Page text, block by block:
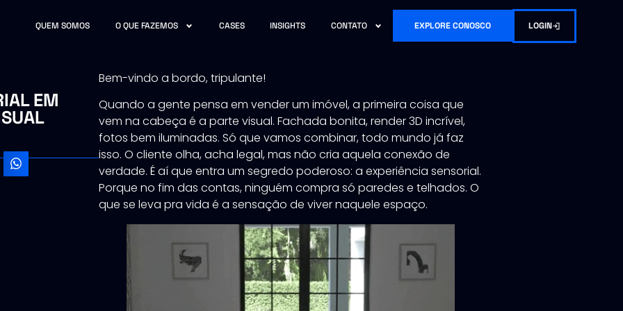
QUEM SOMOS O QUE FAZEMOS CASES INSIGHTS CONTATO EXPLORE CONOSCO LOGIN
EM
Bem-vindo a bordo, tripulante!
Quando a gente pensa em vender um imóvel, a primeira coisa que
vem na cabeça é a parte visual. Fachada bonita, render 3D incrível,
fotos bem iluminadas. Só que vamos combinar, todo mundo já faz
isso. O cliente olha, acha legal, mas não cria aquela conexão de
verdade. É aí que entra um segredo poderoso: a experiência sensorial.
Porque no fim das contas, ninguém compra só paredes e telhados. O
que se leva pra vida é a sensação de viver naquele espaço.